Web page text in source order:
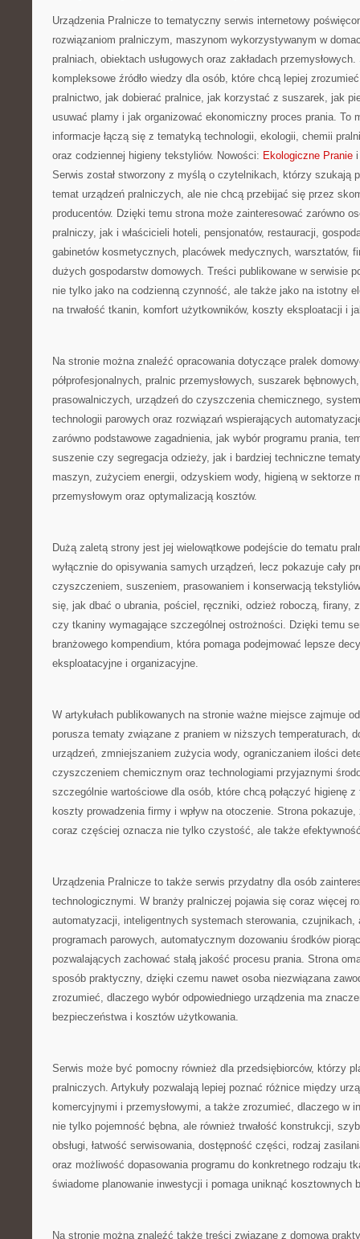
Urządzenia Pralnicze to tematyczny serwis internetowy
rozwiązaniom pralniczym, maszynom wykorzystywanym w
pralniach, obiektach usługowych oraz zakładach
kompleksowe źródło wiedzy dla osób, które chcą lepiej
pralnictwo, jak dobierać pralnice, jak korzystać z suszarek, jak
usuwać plamy i jak organizować ekonomiczny proces prania. To
informacje łączą się z tematyką technologii, ekologii, chemii
oraz codziennej higieny tekstyliów. Nowości: Ekologiczne Pranie
Serwis został stworzony z myślą o czytelnikach, którzy szukają
temat urządzeń pralniczych, ale nie chcą przebijać się przez
producentów. Dzięki temu strona może zainteresować zarówno
pralniczy, jak i właścicieli hoteli, pensjonatów, restauracji,
gabinetów kosmetycznych, placówek medycznych, warsztatów,
dużych gospodarstw domowych. Treści publikowane w serwisie
nie tylko jako na codzienną czynność, ale także jako na istotny
na trwałość tkanin, komfort użytkowników, koszty eksploatacji i
Na stronie można znaleźć opracowania dotyczące pralek
półprofesjonalnych, pralnic przemysłowych, suszarek
prasowalniczych, urządzeń do czyszczenia chemicznego,
technologii parowych oraz rozwiązań wspierających
zarówno podstawowe zagadnienia, jak wybór programu prania,
suszenie czy segregacja odzieży, jak i bardziej techniczne
maszyn, zużyciem energii, odzyskiem wody, higieną w sektorze
przemysłowym oraz optymalizacją kosztów.
Dużą zaletą strony jest jej wielowątkowe podejście do tematu
wyłącznie do opisywania samych urządzeń, lecz pokazuje cały
czyszczeniem, suszeniem, prasowaniem i konserwacją
się, jak dbać o ubrania, pościel, ręczniki, odzież roboczą, firany,
czy tkaniny wymagające szczególnej ostrożności. Dzięki temu
branżowego kompendium, która pomaga podejmować lepsze
eksploatacyjne i organizacyjne.
W artykułach publikowanych na stronie ważne miejsce zajmuje
porusza tematy związane z praniem w niższych temperaturach,
urządzeń, zmniejszaniem zużycia wody, ograniczaniem ilości
czyszczeniem chemicznym oraz technologiami przyjaznymi
szczególnie wartościowe dla osób, które chcą połączyć higienę
koszty prowadzenia firmy i wpływ na otoczenie. Strona
coraz częściej oznacza nie tylko czystość, ale także
Urządzenia Pralnicze to także serwis przydatny dla osób
technologicznymi. W branży pralniczej pojawia się coraz więcej
automatyzacji, inteligentnych systemach sterowania, czujnikach,
programach parowych, automatycznym dozowaniu środków
pozwalających zachować stałą jakość procesu prania. Strona
sposób praktyczny, dzięki czemu nawet osoba niezwiązana
zrozumieć, dlaczego wybór odpowiedniego urządzenia ma
bezpieczeństwa i kosztów użytkowania.
Serwis może być pomocny również dla przedsiębiorców, którzy
pralniczych. Artykuły pozwalają lepiej poznać różnice między
komercyjnymi i przemysłowymi, a także zrozumieć, dlaczego w
nie tylko pojemność bębna, ale również trwałość konstrukcji,
obsługi, łatwość serwisowania, dostępność części, rodzaj
oraz możliwość dopasowania programu do konkretnego rodzaju
świadome planowanie inwestycji i pomaga uniknąć kosztownych
Na stronie można znaleźć także treści związane z domową